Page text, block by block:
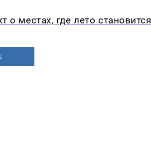
о местах, где лето становится